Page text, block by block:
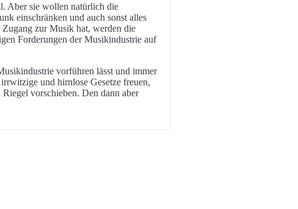
Aber sie wollen natürlich die
einschränken und auch sonst alles
zur Musik hat, werden die
Forderungen der Musikindustrie auf
vorführen lässt und immer
und hirnlose Gesetze freuen,
vorschieben. Den dann aber